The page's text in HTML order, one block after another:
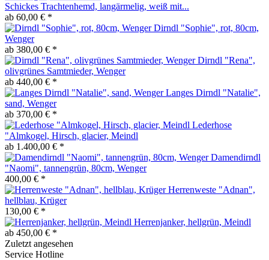
Schickes Trachtenhemd, langärmelig, weiß mit...
ab 60,00 € *
Dirndl "Sophie", rot, 80cm,
Wenger
ab 380,00 € *
Dirndl "Rena",
olivgrünes Samtmieder, Wenger
ab 440,00 € *
Langes Dirndl "Natalie",
sand, Wenger
ab 370,00 € *
Lederhose
"Almkogel, Hirsch, glacier, Meindl
ab 1.400,00 € *
Damendirndl
"Naomi", tannengrün, 80cm, Wenger
400,00 € *
Herrenweste "Adnan",
hellblau, Krüger
130,00 € *
Herrenjanker, hellgrün, Meindl
ab 450,00 € *
Zuletzt angesehen
Service Hotline